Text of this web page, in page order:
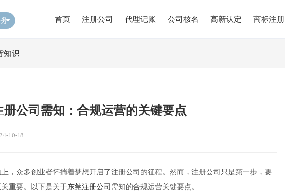
首页 注册公司 代理记账 公司核名 高新认定 商标注册
知识
册公司需知：合规运营的关键要点
10-18
，众多创业者怀揣着梦想开启了注册公司的征程。然而，注册公司只是第一步，要
重要。以下是关于东莞注册公司 需知的合规运营关键要点。